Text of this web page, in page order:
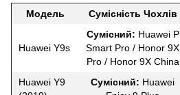
Модель Сумісність Чохлів
Huawei Y9s
Сумісний: Huawei P
Smart Pro / Honor 9X
Pro / Honor 9X China
Huawei Y9
Сумісний: Huawei